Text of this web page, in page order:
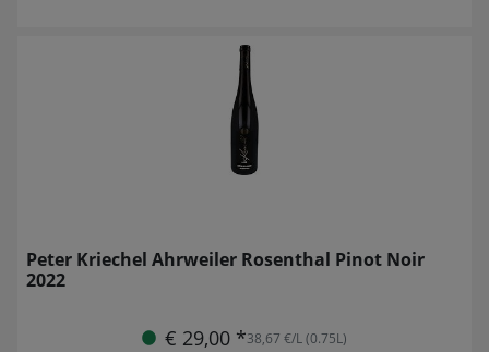
Peter Kriechel Ahrweiler Rosenthal Pinot Noir
2022
€ 29,00 *38,67 €/L (0.75L)